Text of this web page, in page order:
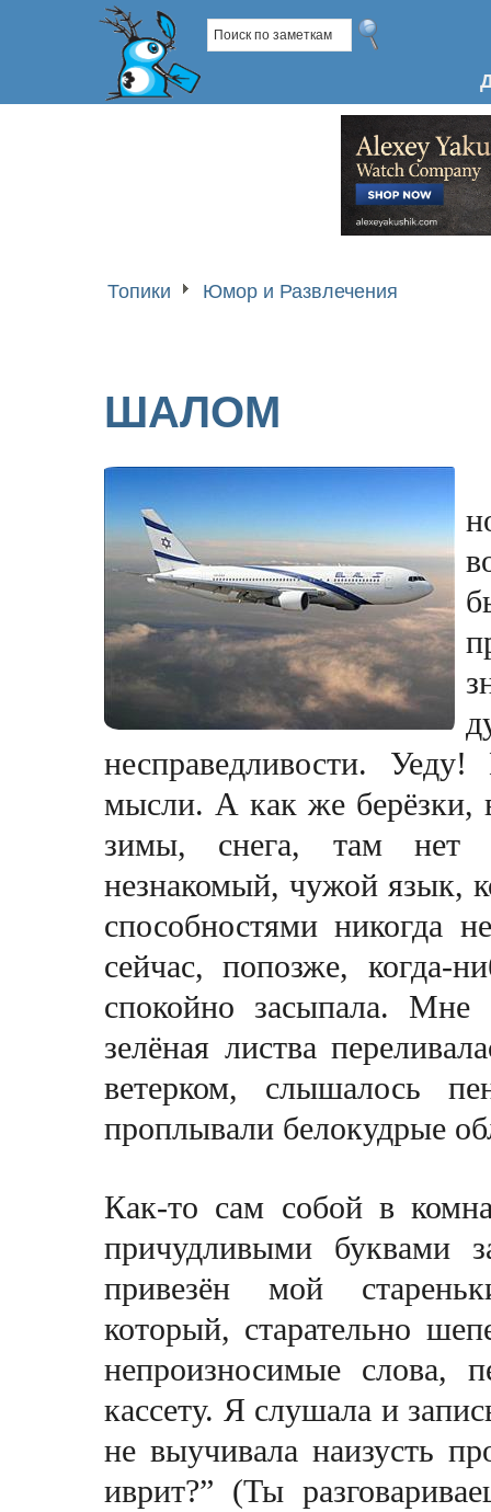
Топики Юмор и Развлечения
ШАЛОМ
несправедливости.
мысли. А как же берёзки,
зимы, снега, там нет
незнакомый, чужой язык,
способностями никогда
сейчас, попозже, когда-
спокойно засыпала. Мне
зелёная листва
ветерком, слышалось
проплывали белокудрые
Как-то сам собой в
причудливыми буквами
привезён мой
который, старательно
непроизносимые слова,
кассету. Я слушала и
не выучивала наизусть
иврит?” (Ты